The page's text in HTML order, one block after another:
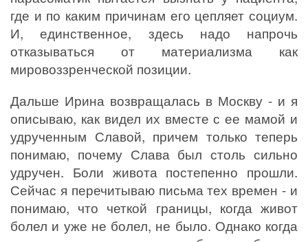
где и по каким причинам его цепляет социум.
И, единственное, здесь надо напрочь
отказываться от материализма как
мировоззренческой позиции.
Дальше Ирина возвращалась в Москву - и я
описываю, как видел их вместе с ее мамой и
удрученным Славой, причем только теперь
понимаю, почему Слава был столь сильно
удручен. Боли живота постепенно прошли.
Сейчас я перечитываю письма тех времен - и
понимаю, что четкой границы, когда живот
болел и уже не болел, не было. Однако когда